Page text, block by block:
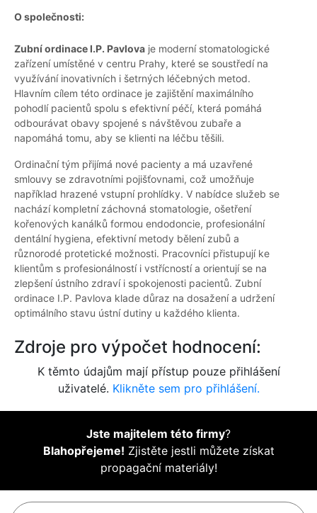
O společnosti:
Zubní ordinace I.P. Pavlova je moderní stomatologické
zařízení umístěné v centru Prahy, které se soustředí na
využívání inovativních i šetrných léčebných metod.
Hlavním cílem této ordinace je zajištění maximálního
pohodlí pacientů spolu s efektivní péčí, která pomáhá
odbourávat obavy spojené s návštěvou zubaře a
napomáhá tomu, aby se klienti na léčbu těšili.
Ordinační tým přijímá nové pacienty a má uzavřené
smlouvy se zdravotními pojišťovnami, což umožňuje
například hrazené vstupní prohlídky. V nabídce služeb se
nachází kompletní záchovná stomatologie, ošetření
kořenových kanálků formou endodoncie, profesionální
dentální hygiena, efektivní metody bělení zubů a
různorodé protetické možnosti. Pracovníci přistupují ke
klientům s profesionálností i vstřícností a orientují se na
zlepšení ústního zdraví i spokojenosti pacientů. Zubní
ordinace I.P. Pavlova klade důraz na dosažení a udržení
optimálního stavu ústní dutiny u každého klienta.
Zdroje pro výpočet hodnocení:
K těmto údajům mají přístup pouze přihlášení
uživatelé. Klikněte sem pro přihlášení.
Jste majitelem této firmy?
Blahopřejeme! Zjistěte jestli můžete získat
propagační materiály!